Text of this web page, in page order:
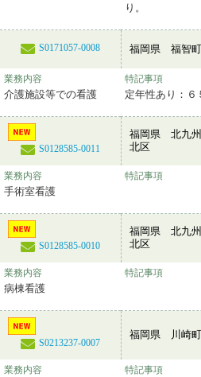
り。
S0171057-0008 福岡県 福智
業務内容
介護施設等での看護
特記事項
定年性あり：６
S0128585-0011
福岡県 北九
北区
業務内容
手術室看護
特記事項
S0128585-0010
福岡県 北九
北区
業務内容
病棟看護
特記事項
S0213237-0007
福岡県 川崎
業務内容 特記事項